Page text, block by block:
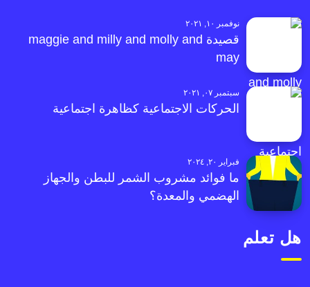
نوفمبر ١٠, ٢٠٢١
قصيدة maggie and milly and molly and
may
سبتمبر ٠٧, ٢٠٢١
الحركات الاجتماعية كظاهرة اجتماعية
فبراير ٢٠, ٢٠٢٤
ما فوائد مشروب الشمر للبطن والجهاز
الهضمي والمعدة؟
هل تعلم